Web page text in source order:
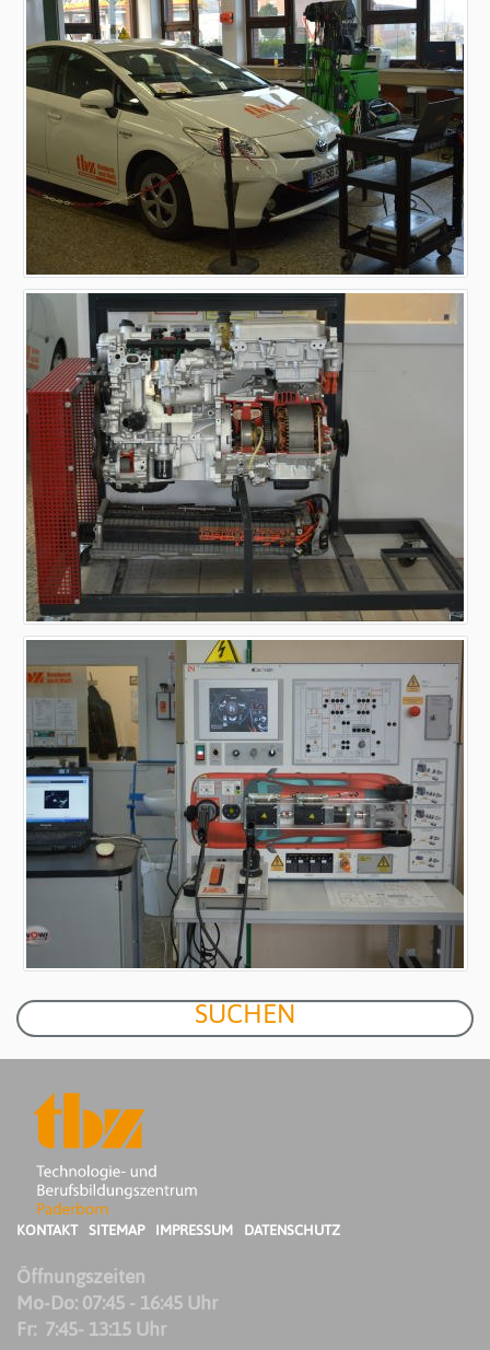
KONTAKT SITEMAP IMPRESSUM DATENSCHUTZ
Öffnungszeiten
Mo-Do: 07:45 - 16:45 Uhr
Fr: 7:45- 13:15 Uhr